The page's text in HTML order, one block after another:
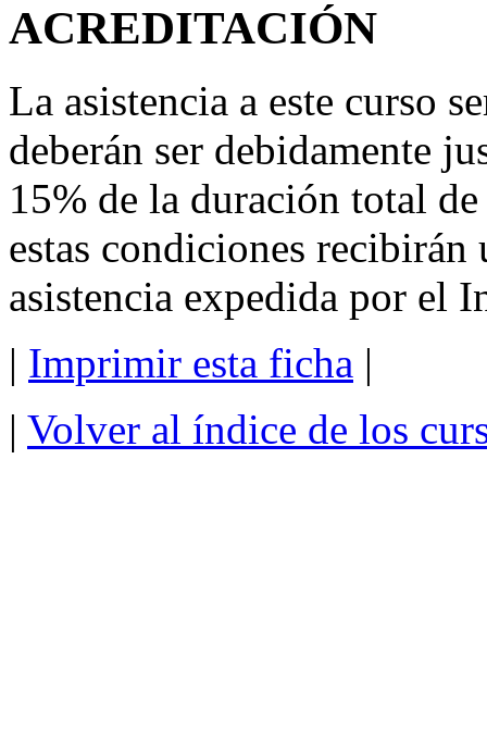
ACREDITACIÓN
La asistencia a este curso
deberán ser debidamente
15% de la duración total
estas condiciones
asistencia expedida por el
| Imprimir esta ficha |
| Volver al índice de los